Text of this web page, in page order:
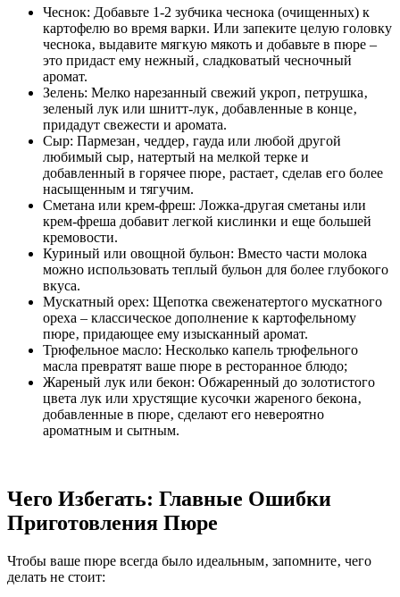
Чеснок: Добавьте 1-2 зубчика чеснока (очищенных) к
картофелю во время варки. Или запеките целую головку
чеснока‚ выдавите мягкую мякоть и добавьте в пюре –
это придаст ему нежный‚ сладковатый чесночный
аромат.
Зелень: Мелко нарезанный свежий укроп‚ петрушка‚
зеленый лук или шнитт-лук‚ добавленные в конце‚
придадут свежести и аромата.
Сыр: Пармезан‚ чеддер‚ гауда или любой другой
любимый сыр‚ натертый на мелкой терке и
добавленный в горячее пюре‚ растает‚ сделав его более
насыщенным и тягучим.
Сметана или крем-фреш: Ложка-другая сметаны или
крем-фреша добавит легкой кислинки и еще большей
кремовости.
Куриный или овощной бульон: Вместо части молока
можно использовать теплый бульон для более глубокого
вкуса.
Мускатный орех: Щепотка свеженатертого мускатного
ореха – классическое дополнение к картофельному
пюре‚ придающее ему изысканный аромат.
Трюфельное масло: Несколько капель трюфельного
масла превратят ваше пюре в ресторанное блюдо;
Жареный лук или бекон: Обжаренный до золотистого
цвета лук или хрустящие кусочки жареного бекона‚
добавленные в пюре‚ сделают его невероятно
ароматным и сытным.
Чего Избегать: Главные Ошибки
Приготовления Пюре
Чтобы ваше пюре всегда было идеальным‚ запомните‚ чего
делать не стоит: